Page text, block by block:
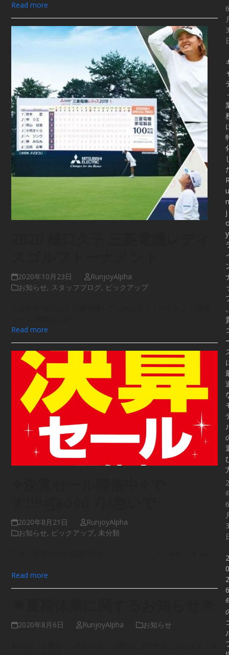
Read more
2020年10月23日
RunjoyAlpha
お知らせ, スタッフブログ, ピックアップ
Read more
2020年8月21日
RunjoyAlpha
お知らせ, ピックアップ, 未分類
Read more
2020年8月6日 RunjoyAlpha お知らせ
6
u
n
j
y
6
2
0
2
6